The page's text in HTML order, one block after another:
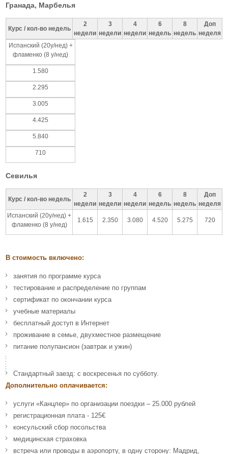
Гранада, Марбелья
Курс / кол-во недель
2
недели
3
недели
4
недели
6
недель
8
недель
Доп
неделя
Испанский (20у/нед) +
фламенко (8 у/нед)
1.580
2.295
3.005
4.425
5.840
710
Севилья
Курс / кол-во недель
2
недели
3
недели
4
недели
6
недель
8
недель
Доп
неделя
Испанский (20у/нед) +
фламенко (8 у/нед)
1.615 2.350 3.080 4.520 5.275 720
В стоимость включено:
занятия по программе курса
тестирование и распределение по группам
сертификат по окончании курса
учебные материалы
бесплатный доступ в Интернет
проживание в семье, двухместное размещение
питание полупансион (завтрак и ужин)
Стандартный заезд: с воскресенья по субботу.
Дополнительно оплачивается:
услуги «Канцлер» по организации поездки – 25.000 рублей
регистрационная плата - 125€
консульский сбор посольства
медицинская страховка
встреча или проводы в аэропорту, в одну сторону: Мадрид,